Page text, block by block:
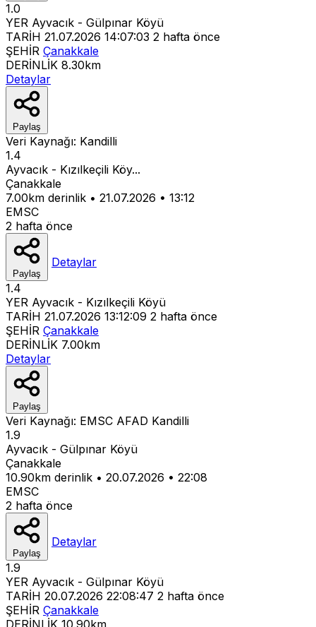
1.0
YER Ayvacık - Gülpınar Köyü
TARİH 21.07.2026 14:07:03 2 hafta önce
ŞEHİR Çanakkale
DERİNLİK 8.30km
Detaylar
Paylaş
Veri Kaynağı: Kandilli
1.4
Ayvacık - Kızılkeçili Köy...
Çanakkale
7.00km derinlik • 21.07.2026 • 13:12
EMSC
2 hafta önce
Paylaş
Detaylar
1.4
YER Ayvacık - Kızılkeçili Köyü
TARİH 21.07.2026 13:12:09 2 hafta önce
ŞEHİR Çanakkale
DERİNLİK 7.00km
Detaylar
Paylaş
Veri Kaynağı: EMSC AFAD Kandilli
1.9
Ayvacık - Gülpınar Köyü
Çanakkale
10.90km derinlik • 20.07.2026 • 22:08
EMSC
2 hafta önce
Paylaş
Detaylar
1.9
YER Ayvacık - Gülpınar Köyü
TARİH 20.07.2026 22:08:47 2 hafta önce
ŞEHİR Çanakkale
DERİNLİK 10.90km